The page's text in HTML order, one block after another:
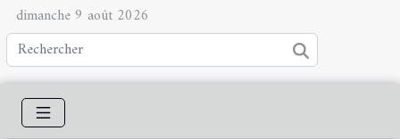
dimanche 9 août 2026